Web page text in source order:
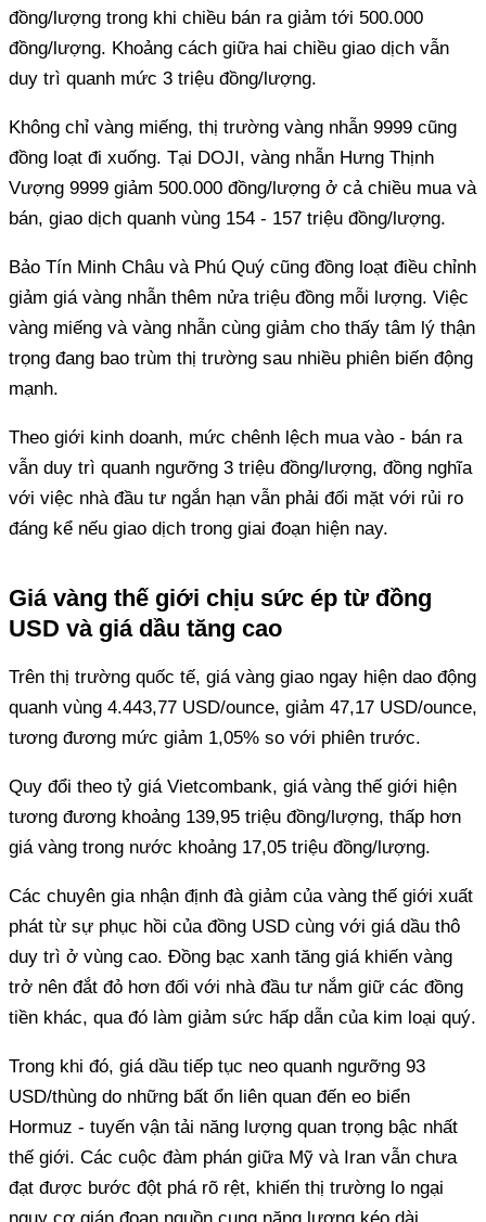
đồng/lượng trong khi chiều bán ra giảm tới 500.000
đồng/lượng. Khoảng cách giữa hai chiều giao dịch vẫn
duy trì quanh mức 3 triệu đồng/lượng.
Không chỉ vàng miếng, thị trường vàng nhẫn 9999 cũng
đồng loạt đi xuống. Tại DOJI, vàng nhẫn Hưng Thịnh
Vượng 9999 giảm 500.000 đồng/lượng ở cả chiều mua và
bán, giao dịch quanh vùng 154 - 157 triệu đồng/lượng.
Bảo Tín Minh Châu và Phú Quý cũng đồng loạt điều chỉnh
giảm giá vàng nhẫn thêm nửa triệu đồng mỗi lượng. Việc
vàng miếng và vàng nhẫn cùng giảm cho thấy tâm lý thận
trọng đang bao trùm thị trường sau nhiều phiên biến động
mạnh.
Theo giới kinh doanh, mức chênh lệch mua vào - bán ra
vẫn duy trì quanh ngưỡng 3 triệu đồng/lượng, đồng nghĩa
với việc nhà đầu tư ngắn hạn vẫn phải đối mặt với rủi ro
đáng kể nếu giao dịch trong giai đoạn hiện nay.
Giá vàng thế giới chịu sức ép từ đồng
USD và giá dầu tăng cao
Trên thị trường quốc tế, giá vàng giao ngay hiện dao động
quanh vùng 4.443,77 USD/ounce, giảm 47,17 USD/ounce,
tương đương mức giảm 1,05% so với phiên trước.
Quy đổi theo tỷ giá Vietcombank, giá vàng thế giới hiện
tương đương khoảng 139,95 triệu đồng/lượng, thấp hơn
giá vàng trong nước khoảng 17,05 triệu đồng/lượng.
Các chuyên gia nhận định đà giảm của vàng thế giới xuất
phát từ sự phục hồi của đồng USD cùng với giá dầu thô
duy trì ở vùng cao. Đồng bạc xanh tăng giá khiến vàng
trở nên đắt đỏ hơn đối với nhà đầu tư nắm giữ các đồng
tiền khác, qua đó làm giảm sức hấp dẫn của kim loại quý.
Trong khi đó, giá dầu tiếp tục neo quanh ngưỡng 93
USD/thùng do những bất ổn liên quan đến eo biển
Hormuz - tuyến vận tải năng lượng quan trọng bậc nhất
thế giới. Các cuộc đàm phán giữa Mỹ và Iran vẫn chưa
đạt được bước đột phá rõ rệt, khiến thị trường lo ngại
nguy cơ gián đoạn nguồn cung năng lượng kéo dài.